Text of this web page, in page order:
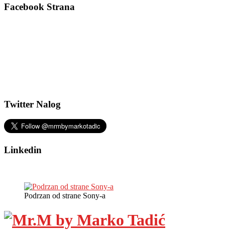
Facebook Strana
Twitter Nalog
Linkedin
Podrzan od strane Sony-a